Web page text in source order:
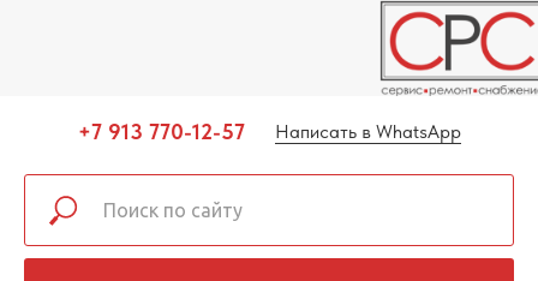
+7 913 770-12-57 Написать в WhatsApp